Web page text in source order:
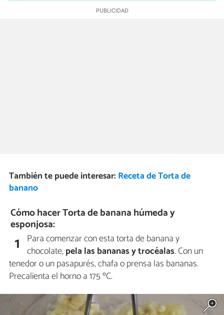
También te puede interesar: Receta de Torta de
banano
Cómo hacer Torta de banana húmeda y
esponjosa:
1 Para comenzar con esta torta de banana y
chocolate,pela las bananas y trocéalas. Con un
tenedor o un pasapurés, chafa o prensa las bananas.
Precalienta el horno a 175 ºC.